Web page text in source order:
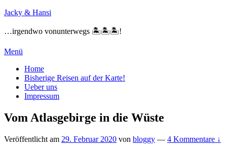
Zum
springen
Jacky & Hansi
…irgendwo vonunterwegs 🏝🏝🏝!
Menü
Primäres
Menü
Home
Bisherige Reisen auf der Karte!
Ueber uns
Impressum
Vom Atlasgebirge in die Wüste
Veröffentlicht am 29. Februar 2020 von bloggy — 4 Kommentare ↓